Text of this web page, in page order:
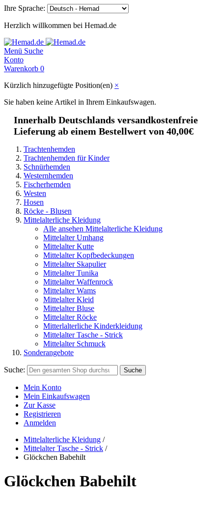
Ihre Sprache:
Herzlich willkommen bei Hemad.de
Menü Suche
Konto
Warenkorb 0
Kürzlich hinzugefügte Position(en) ×
Sie haben keine Artikel in Ihrem Einkaufswagen.
Innerhalb Deutschlands versandkostenfreie
Lieferung ab einem Bestellwert von 40,00€
Trachtenhemden
Trachtenhemden für Kinder
Schnürhemden
Westernhemden
Fischerhemden
Westen
Hosen
Röcke - Blusen
Mittelalterliche Kleidung
Alle ansehen Mittelalterliche Kleidung
Mittelalter Umhang
Mittelalter Kutte
Mittelalter Kopfbedeckungen
Mittelalter Skapulier
Mittelalter Tunika
Mittelalter Waffenrock
Mittelalter Wams
Mittelalter Kleid
Mittelalter Bluse
Mittelalter Röcke
Mitterlalterliche Kinderkleidung
Mittelalter Tasche - Strick
Mittelalter Schmuck
Sonderangebote
Suche: Suche
Mein Konto
Mein Einkaufswagen
Zur Kasse
Registrieren
Anmelden
Mittelalterliche Kleidung /
Mittelalter Tasche - Strick /
Glöckchen Babehilt
Glöckchen Babehilt